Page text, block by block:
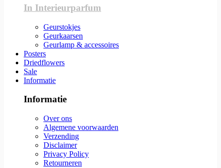
In Interieurparfum
Geurstokjes
Geurkaarsen
Geurlamp & accessoires
Posters
Driedflowers
Sale
Informatie
Informatie
Over ons
Algemene voorwaarden
Verzending
Disclaimer
Privacy Policy
Retourneren